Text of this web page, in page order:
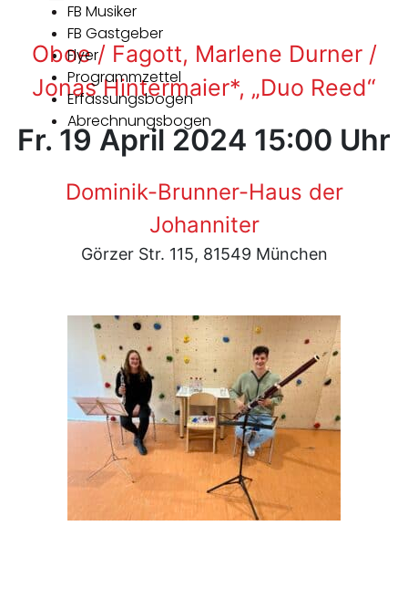
FB Musiker
FB Gastgeber
Flyer
Programmzettel
Erfassungsbogen
Abrechnungsbogen
Oboe / Fagott, Marlene Durner /
Jonas Hintermaier*, „Duo Reed“
Fr. 19 April 2024 15:00 Uhr
Dominik-Brunner-Haus der
Johanniter
Görzer Str. 115, 81549 München